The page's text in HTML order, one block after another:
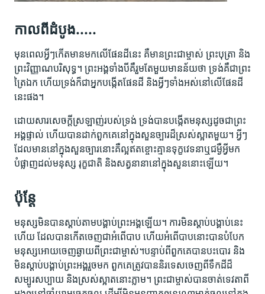
កាល​ពី​ដំបូង.....
មុន​ពេល​អ្វីៗ​កើត​មាន​មក​លើ​ផែនដី​នេះ គឺ​មាន​ព្រះ​ជាម្ចាស់ ព្រះ​បុត្រា និង​
ព្រះ​វិញ្ញាណ​បរិសុទ្ធ​។ ព្រះ​អង្គ​ទាំង​បី​គឺ​រួម​តែមួយ​មាន​ន័យ​ថា ទ្រង់​គឺជា​ព្រះ​
ត្រៃ​ឯក ហើយ​ទ្រង់​ក៏​ជា​អ្នក​បង្កើត​ផែនដី និង​អ្វីៗ​ទាំង​អស់​នៅ​លើ​ផែនដី​
នេះ​ផង​។
ដោយ​សារ​សេចក្ដី​ស្រឡាញ់​របស់​ទ្រង់ ទ្រង់​បាន​បង្កើត​មនុស្ស​ដូច​ជា​ព្រះ​​
អង្គ​ផ្ទាល់ ហើយ​បាន​ដាក់​ពួក​គេ​នៅ​ក្នុង​សួន​ច្បារ​ដ៏​ស្រស់​ស្អាត​មួយ។ ​អ្វីៗ​
ដែល​មាន​នៅ​ក្នុង​សួន​ច្បារ​នោះ​គឺ​ល្អ​ឥតខ្ចោះ​គ្មាន​ទុក្ខវេទនា​ឬ​ជម្ងឺ​អ្វី​មក​
បំផ្លាញ​ដល់​មនុស្ស​ រុក្ខជាតិ​ និង​សត្វ​នានា​នៅ​ក្នុង​សួន​នោះ​ឡើយ។
ប៉ុន្តែ
មនុស្ស​មិន​បាន​ស្ដាប់​តាម​បង្គាប់​​ព្រះ​អង្គ​ឡើយ។ ការ​មិន​ស្ដាប់​បង្គាប់​នេះ​
ហើយ ដែល​បាន​កើត​ចេញ​ជា​អំពើ​បាប​ ហើយ​អំពើ​បាប​នោះ​បាន​បំបែក​
មនុស្ស​អោយ​ចេញ​ឆ្ងាយ​ពី​ព្រះ​ជាម្ចាស់។បន្ទាប់​ពី​ពួក​គេ​បាន​បះបោរ​ និង​
មិន​ស្ដាប់​បង្គាប់​ព្រះ​អង្គ​រួច​មក​ ពួក​គេ​ត្រូវ​បាន​និរទេស​ចេញ​ពី​ទឹក​ដី​ដ៏​
សម្បូរ​សប្បាយ​ និង​ស្រស់​ស្អាត​នោះ​ភ្លាម។ ព្រះ​ជាម្ចាស់​បាន​ចាត់​ទេវតា​ពី​